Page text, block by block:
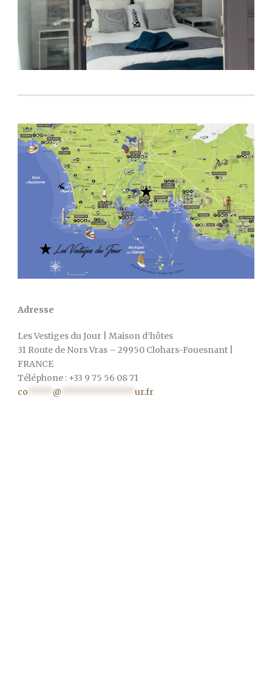
Adresse
Les Vestiges du Jour | Maison d’hôtes
31 Route de Nors Vras – 29950 Clohars-Fouesnant |
FRANCE
Téléphone : +33 9 75 56 08 71
co
@ ur.fr